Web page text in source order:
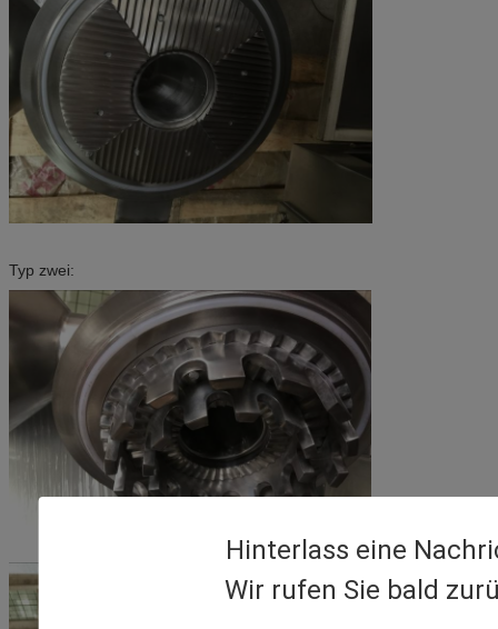
Hinterlass eine
Wir rufen Sie bald
Typ zwei: